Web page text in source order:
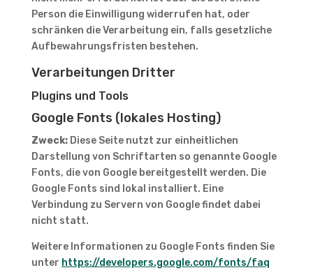
Person die Einwilligung widerrufen hat, oder
schränken die Verarbeitung ein, falls gesetzliche
Aufbewahrungsfristen bestehen.
Verarbeitungen Dritter
Plugins und Tools
Google Fonts (lokales Hosting)
Zweck:Diese Seite nutzt zur einheitlichen
Darstellung von Schriftarten so genannte Google
Fonts, die von Google bereitgestellt werden. Die
Google Fonts sind lokal installiert. Eine
Verbindung zu Servern von Google findet dabei
nicht statt.
Weitere Informationen zu Google Fonts finden Sie
unter https://developers.google.com/fonts/faq